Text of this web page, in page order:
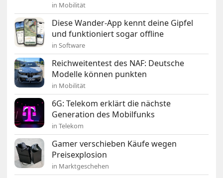
in Mobilität
Diese Wander-App kennt deine Gipfel
und funktioniert sogar offline
in Software
Reichweitentest des NAF: Deutsche
Modelle können punkten
in Mobilität
6G: Telekom erklärt die nächste
Generation des Mobilfunks
in Telekom
Gamer verschieben Käufe wegen
Preisexplosion
in Marktgeschehen